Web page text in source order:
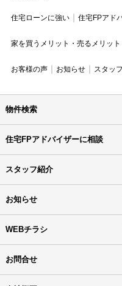
住宅ローンに強い 住宅FPアド
家を買うメリット・売るメリット
お客様の声 お知らせ スタッ
物件検索
住宅FPアドバイザーに相談
スタッフ紹介
お知らせ
WEBチラシ
お問合せ